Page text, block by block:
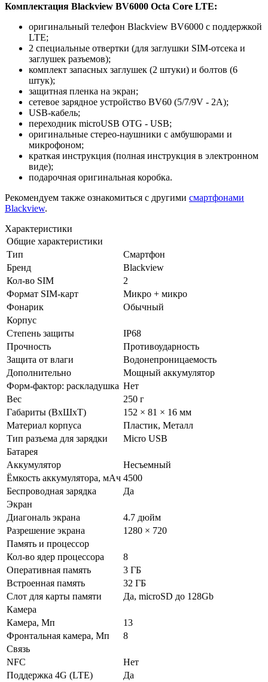
Комплектация Blackview BV6000 Octa Core LTE:
оригинальный телефон Blackview BV6000 с поддержкой
LTE;
2 специальные отвертки (для заглушки SIM-отсека и
заглушек разъемов);
комплект запасных заглушек (2 штуки) и болтов (6
штук);
защитная пленка на экран;
сетевое зарядное устройство BV60 (5/7/9V - 2A);
USB-кабель;
переходник microUSB OTG - USB;
оригинальные стерео-наушники с амбушюрами и
микрофоном;
краткая инструкция (полная инструкция в электронном
виде);
подарочная оригинальная коробка.
Рекомендуем также ознакомиться с другими смартфонами
Blackview.
Характеристики
Общие характеристики
Тип
Смартфон
Бренд
Blackview
Кол-во SIM
2
Формат SIM-карт
Микро + микро
Фонарик
Обычный
Корпус
Степень защиты
IP68
Прочность
Противоударность
Защита от влаги
Водонепроницаемость
Дополнительно
Мощный аккумулятор
Форм-фактор: раскладушка Нет
Вес
250 г
Габариты (ВxШxТ)
152 × 81 × 16 мм
Материал корпуса
Пластик, Металл
Тип разъема для зарядки
Micro USB
Батарея
Аккумулятор
Несъемный
Ёмкость аккумулятора, мАч 4500
Беспроводная зарядка
Да
Экран
Диагональ экрана
4.7 дюйм
Разрешение экрана
1280 × 720
Память и процессор
Кол-во ядер процессора
8
Оперативная память
3 ГБ
Встроенная память
32 ГБ
Слот для карты памяти
Да, microSD до 128Gb
Камера
Камера, Мп
13
Фронтальная камера, Мп
8
Связь
NFC
Нет
Поддержка 4G (LTE)
Да